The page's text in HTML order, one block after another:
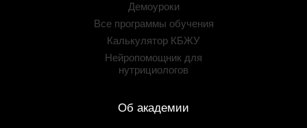
Демоуроки
Все программы обучения
Калькулятор КБЖУ
Нейропомощник для
нутрициологов
Об академии